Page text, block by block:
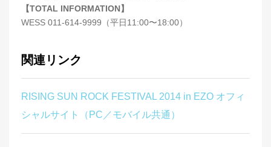
【TOTAL INFORMATION】
WESS 011-614-9999（平日11:00〜18:00）
関連リンク
RISING SUN ROCK FESTIVAL 2014 in EZO オフィ
シャルサイト（PC／モバイル共通）